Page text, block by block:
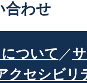
合わせ
ついて
クセシビリ